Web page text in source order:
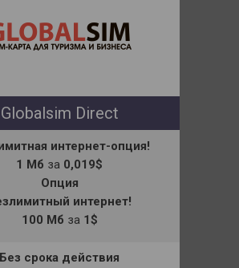
Globalsim Direct
интернет-опция!
1 Мб за 0,019$
Опция
интернет!
100 Мб за 1$
Без срока действия